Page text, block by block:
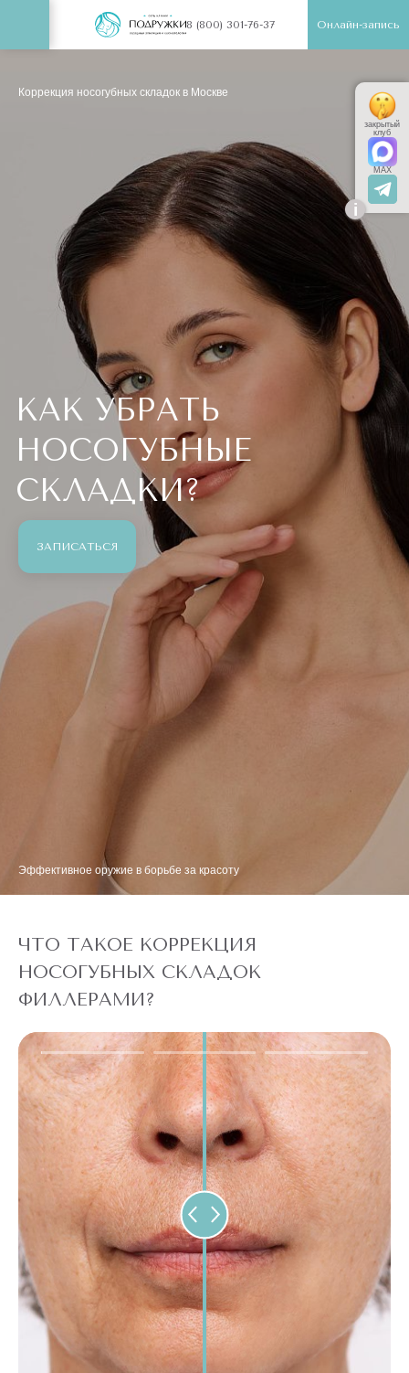
8 (800) 301-76-37 Онлайн-запись
Коррекция носогубных складок в Москве
КАК УБРАТЬ
НОСОГУБНЫЕ
СКЛАДКИ?
ЗАПИСАТЬСЯ
Эффективное оружие в борьбе за красоту
ЧТО ТАКОЕ КОРРЕКЦИЯ
НОСОГУБНЫХ СКЛАДОК
ФИЛЛЕРАМИ?
i
закрытый
клуб
MAX